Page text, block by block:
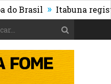
» Itabuna registra